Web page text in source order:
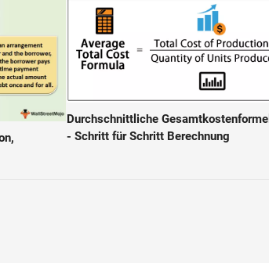
Durchschnittliche Gesamtkostenformel
- Schritt für Schritt Berechnung